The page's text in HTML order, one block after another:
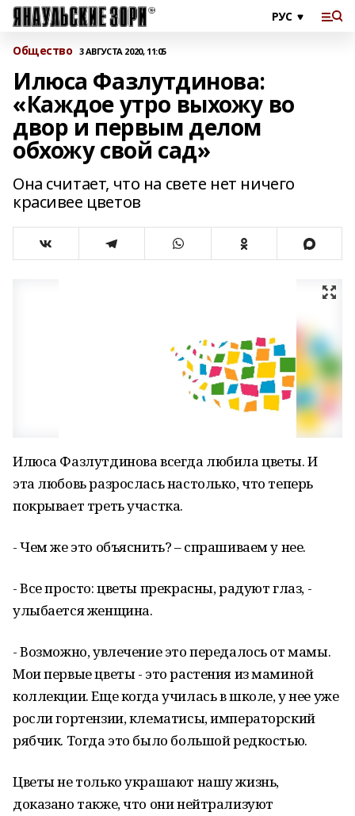
Общество 3 АВГУСТА 2020, 11:05
Илюса Фазлутдинова:
«Каждое утро выхожу во
двор и первым делом
обхожу свой сад»
Она считает, что на свете нет ничего
красивее цветов
Илюса Фазлутдинова всегда любила цветы. И
эта любовь разрослась настолько, что теперь
покрывает треть участка.
- Чем же это объяснить? – спрашиваем у нее.
- Все просто: цветы прекрасны, радуют глаз, -
улыбается женщина.
- Возможно, увлечение это передалось от мамы.
Мои первые цветы - это растения из маминой
коллекции. Еще когда училась в школе, у нее уже
росли гортензии, клематисы, императорский
рябчик. Тогда это было большой редкостью.
Цветы не только украшают нашу жизнь,
доказано также, что они нейтрализуют